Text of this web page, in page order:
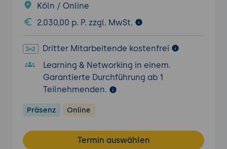
Köln / Online
2.030,00 p. P. zzgl. MwSt.
Dritter Mitarbeitende kostenfrei
Learning & Networking in einem.
Garantierte Durchführung ab 1
Teilnehmenden.
Präsenz Online
Termin auswählen